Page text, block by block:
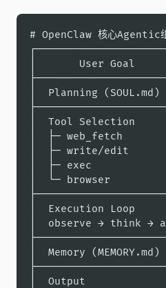
# OpenClaw 核心Agentic
│       User Goal
│  Planning
│  Tool Selection
│  ├─ web_fetch
│  ├─ write/edit
│  ├─ exec
│  └─ browser
│  Execution Loop
│  observe → think →
│  Memory
│  Output